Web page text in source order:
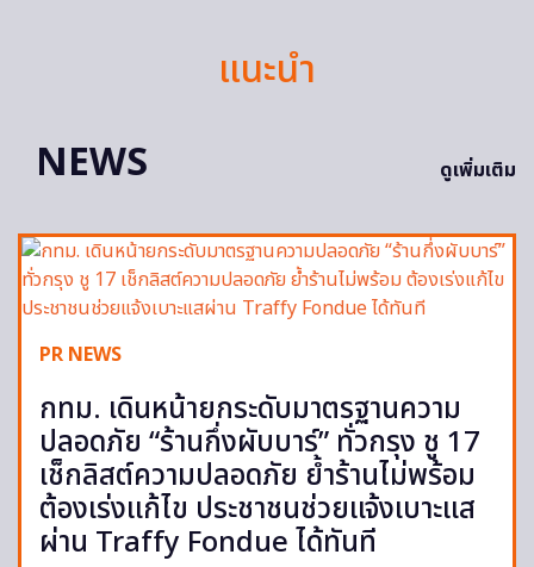
แนะนำ
NEWS
ดูเพิ่มเติม
PR NEWS
กทม. เดินหน้ายกระดับมาตรฐานความ
ปลอดภัย “ร้านกึ่งผับบาร์” ทั่วกรุง ชู 17
เช็กลิสต์ความปลอดภัย ย้ำร้านไม่พร้อม
ต้องเร่งแก้ไข ประชาชนช่วยแจ้งเบาะแส
ผ่าน Traffy Fondue ได้ทันที